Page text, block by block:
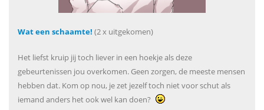
Wat een schaamte! (2 x uitgekomen)
Het liefst kruip jij toch liever in een hoekje als deze
gebeurtenissen jou overkomen. Geen zorgen, de meeste mensen
hebben dat. Kom op nou, je zet jezelf toch niet voor schut als
iemand anders het ook wel kan doen?